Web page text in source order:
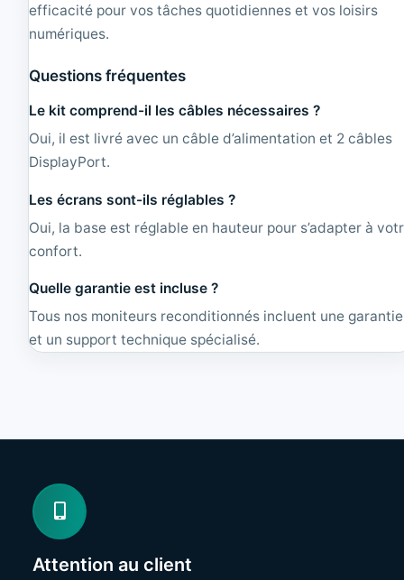
efficacité pour vos tâches quotidiennes et vos loisirs
numériques.
Questions fréquentes
Le kit comprend-il les câbles nécessaires ?
Oui, il est livré avec un câble d’alimentation et 2 câbles
DisplayPort.
Les écrans sont-ils réglables ?
Oui, la base est réglable en hauteur pour s’adapter à
confort.
Quelle garantie est incluse ?
Tous nos moniteurs reconditionnés incluent une garantie
et un support technique spécialisé.
Attention au client